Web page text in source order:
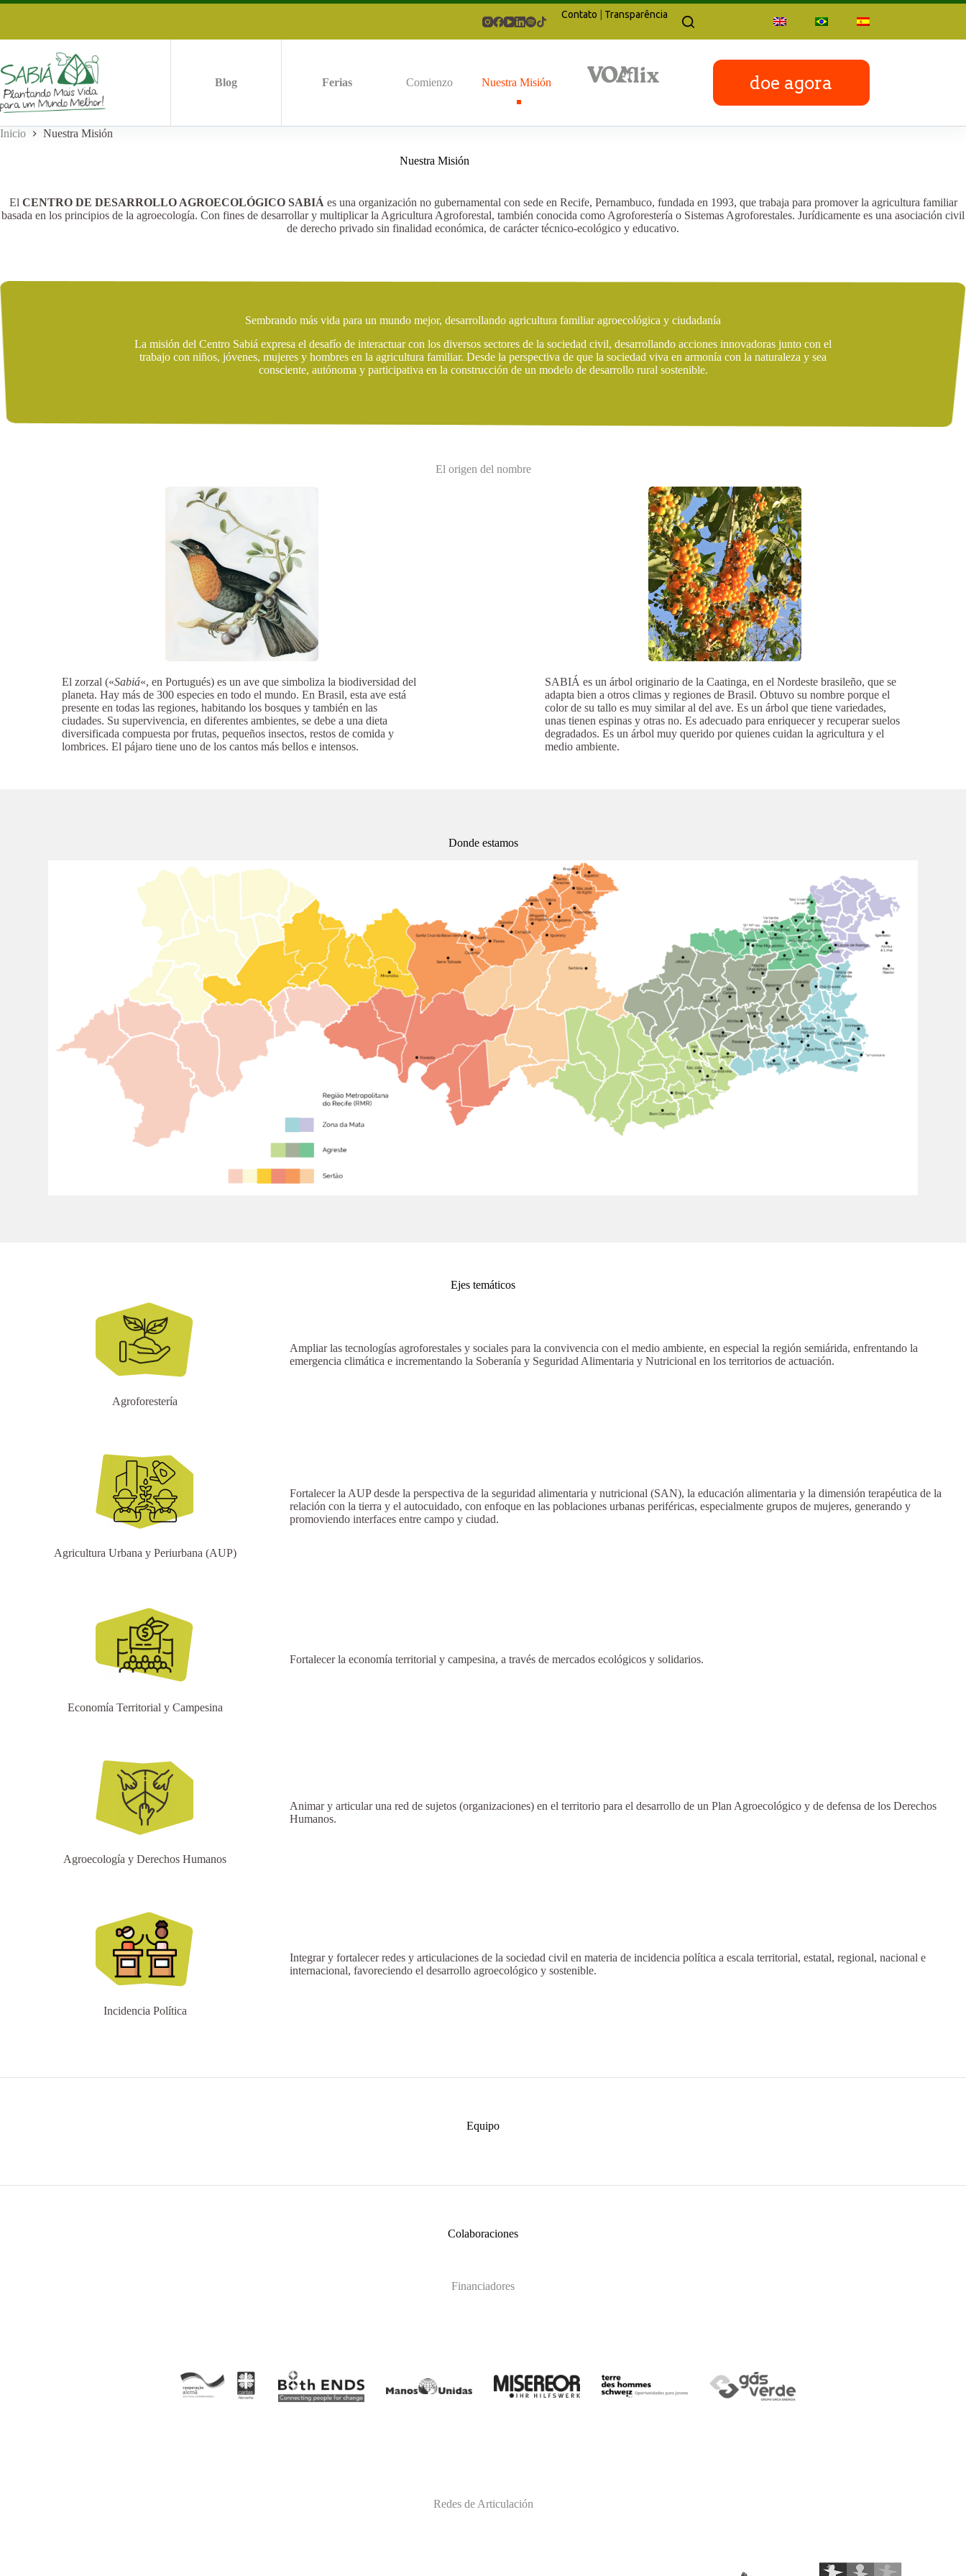
Saltar
Contato | Transparência
Blog Ferias Comienzo Nuestra Misión doe agora
Inicio Nuestra Misión
Nuestra Misión
El CENTRO DE DESARROLLO AGROECOLÓGICO SABIÁ es una organización no gubernamental con sede en Recife, Pernambuco, fundada en 1993, que trabaja para promover la agricultura familiar
basada en los principios de la agroecología. Con fines de desarrollar y multiplicar la Agricultura Agroforestal, también conocida como Agroforestería o Sistemas Agroforestales. Jurídicamente es una asociación civil
de derecho privado sin finalidad económica, de carácter técnico-ecológico y educativo.
Sembrando más vida para un mundo mejor, desarrollando agricultura familiar agroecológica y ciudadanía
La misión del Centro Sabiá expresa el desafío de interactuar con los diversos sectores de la sociedad civil, desarrollando acciones innovadoras junto con el
trabajo con niños, jóvenes, mujeres y hombres en la agricultura familiar. Desde la perspectiva de que la sociedad viva en armonía con la naturaleza y sea
consciente, autónoma y participativa en la construcción de un modelo de desarrollo rural sostenible.
El origen del nombre
El zorzal («Sabiá«, en Portugués) es un ave que simboliza la biodiversidad del
planeta. Hay más de 300 especies en todo el mundo. En Brasil, esta ave está
presente en todas las regiones, habitando los bosques y también en las
ciudades. Su supervivencia, en diferentes ambientes, se debe a una dieta
diversificada compuesta por frutas, pequeños insectos, restos de comida y
lombrices. El pájaro tiene uno de los cantos más bellos e intensos.
SABIÁ es un árbol originario de la Caatinga, en el Nordeste brasileño, que se
adapta bien a otros climas y regiones de Brasil. Obtuvo su nombre porque el
color de su tallo es muy similar al del ave. Es un árbol que tiene variedades,
unas tienen espinas y otras no. Es adecuado para enriquecer y recuperar suelos
degradados. Es un árbol muy querido por quienes cuidan la agricultura y el
medio ambiente.
Donde estamos
Ejes temáticos
Agroforestería
Ampliar las tecnologías agroforestales y sociales para la convivencia con el medio ambiente, en especial la región semiárida, enfrentando la
emergencia climática e incrementando la Soberanía y Seguridad Alimentaria y Nutricional en los territorios de actuación.
Agricultura Urbana y Periurbana (AUP)
Fortalecer la AUP desde la perspectiva de la seguridad alimentaria y nutricional (SAN), la educación alimentaria y la dimensión terapéutica de la
relación con la tierra y el autocuidado, con enfoque en las poblaciones urbanas periféricas, especialmente grupos de mujeres, generando y
promoviendo interfaces entre campo y ciudad.
Economía Territorial y Campesina
Fortalecer la economía territorial y campesina, a través de mercados ecológicos y solidarios.
Agroecología y Derechos Humanos
Animar y articular una red de sujetos (organizaciones) en el territorio para el desarrollo de un Plan Agroecológico y de defensa de los Derechos
Humanos.
Incidencia Política
Integrar y fortalecer redes y articulaciones de la sociedad civil en materia de incidencia política a escala territorial, estatal, regional, nacional e
internacional, favoreciendo el desarrollo agroecológico y sostenible.
Equipo
Colaboraciones
Financiadores
Redes de Articulación